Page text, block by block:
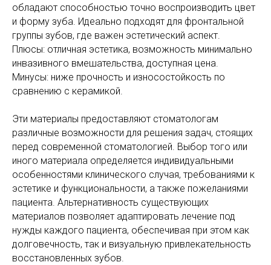
обладают способностью точно воспроизводить цвет
и форму зуба. Идеально подходят для фронтальной
группы зубов, где важен эстетический аспект.
Плюсы: отличная эстетика, возможность минимально
инвазивного вмешательства, доступная цена.
Минусы: ниже прочность и износостойкость по
сравнению с керамикой.
Эти материалы предоставляют стоматологам
различные возможности для решения задач, стоящих
перед современной стоматологией. Выбор того или
иного материала определяется индивидуальными
особенностями клинического случая, требованиями к
эстетике и функциональности, а также пожеланиями
пациента. Альтернативность существующих
материалов позволяет адаптировать лечение под
нужды каждого пациента, обеспечивая при этом как
долговечность, так и визуальную привлекательность
восстановленных зубов.